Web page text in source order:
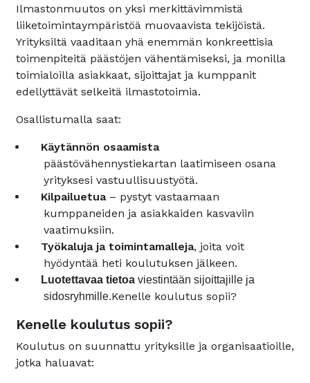
Ilmastonmuutos on yksi merkittävimmistä
liiketoimintaympäristöä muovaavista tekijöistä.
Yrityksiltä vaaditaan yhä enemmän konkreettisia
toimenpiteitä päästöjen vähentämiseksi, ja monilla
toimialoilla asiakkaat, sijoittajat ja kumppanit
edellyttävät selkeitä ilmastotoimia.
Osallistumalla saat:
Käytännön osaamista
päästövähennystiekartan laatimiseen osana
yrityksesi vastuullisuustyötä.
Kilpailuetua– pystyt vastaamaan
kumppaneiden ja asiakkaiden kasvaviin
vaatimuksiin.
Työkaluja ja toimintamalleja, joita voit
hyödyntää heti koulutuksen jälkeen.
Luotettavaa tietoa viestintään sijoittajille ja
sidosryhmille.Kenelle koulutus sopii?
Kenelle koulutus sopii?
Koulutus on suunnattu yrityksille ja organisaatioille,
jotka haluavat: